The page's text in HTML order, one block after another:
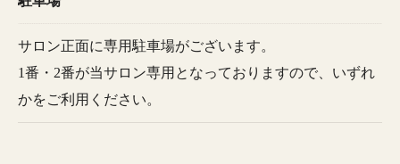
サロン正面に専用駐車場がございます。
1番・2番が当サロン専用となっておりますので、いずれ
かをご利用ください。